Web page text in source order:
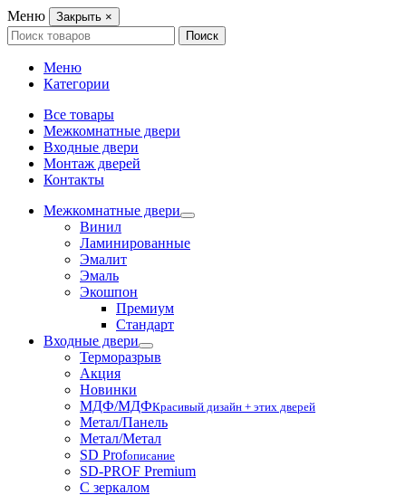
Меню Закрыть ×
Search
for:
Поиск
Меню
Категории
Все товары
Межкомнатные двери
Входные двери
Монтаж дверей
Контакты
Межкомнатные двери
Винил
Ламинированные
Эмалит
Эмаль
Экошпон
Премиум
Стандарт
Входные двери
Терморазрыв
Акция
Новинки
МДФ/МДФКрасивый дизайн + этих дверей
Метал/Панель
Метал/Метал
SD Profописание
SD-PROF Premium
С зеркалом